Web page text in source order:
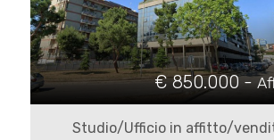
€ 850.000 -
Studio/Ufficio in affitto/